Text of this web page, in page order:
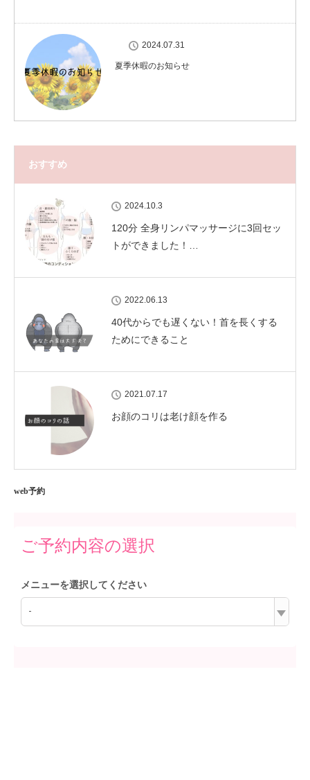
2024.07.31
夏季休暇のお知らせ
おすすめ
2024.10.3
120分 全身リンパマッサージに3回セッ
トができました！…
2022.06.13
40代からでも遅くない！首を長くする
ためにできること
2021.07.17
お顔のコリは老け顔を作る
web予約